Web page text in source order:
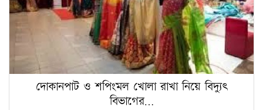
দোকানপাট ও শপিংমল খোলা রাখা নিয়ে বিদ্যুৎ
বিভাগের…